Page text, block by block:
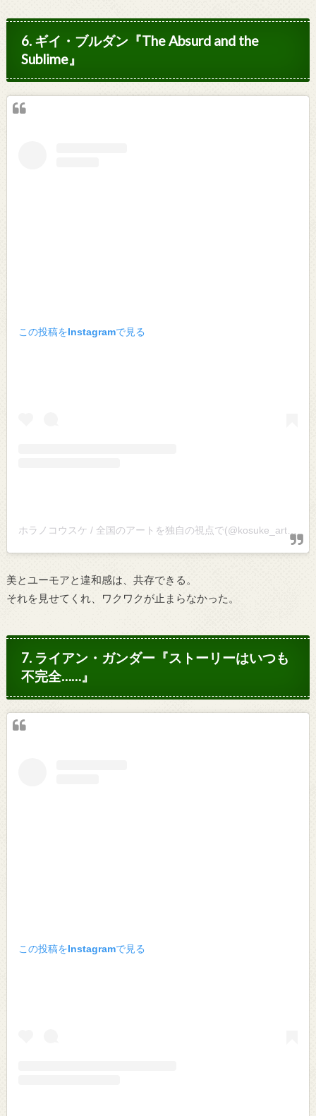
6. ギイ・ブルダン『The Absurd and the
Sublime』
この投稿をInstagramで見る
ホラノコウスケ / 全国のアートを独自の視点で(@kosuke_art)がシェアした投稿
美とユーモアと違和感は、共存できる。
それを見せてくれ、ワクワクが止まらなかった。
7. ライアン・ガンダー『ストーリーはいつも
不完全……』
この投稿をInstagramで見る